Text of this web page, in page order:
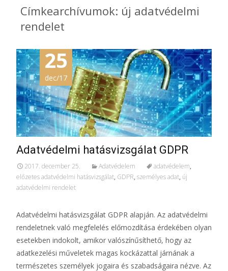
Címkearchívumok: új adatvédelmi
rendelet
25
dec/17
Adatvédelmi hatásvizsgálat GDPR
2017. december 25. Adatvédelem adatvédelem,
előzetes adatvédelmi hatásvizsgálat, GDPR, személyes adat, új
adatvédelmi rendelet
Adatvédelmi hatásvizsgálat GDPR alapján. Az adatvédelmi
rendeletnek való megfelelés előmozdítása érdekében olyan
esetekben indokolt, amikor valószínűsíthető, hogy az
adatkezelési műveletek magas kockázattal járnának a
természetes személyek jogaira és szabadságaira nézve. Az